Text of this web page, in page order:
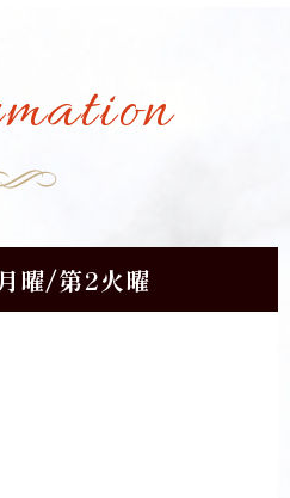
曜/第2火曜